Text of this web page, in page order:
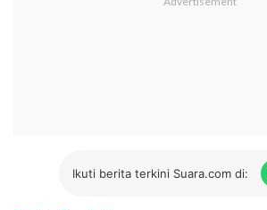
Ikuti berita terkini Suara.com di: